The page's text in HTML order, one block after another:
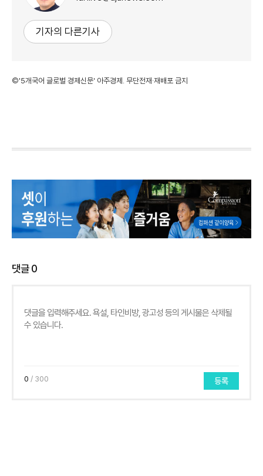
기자의 다른기사
©'5개국어 글로벌 경제신문' 아주경제. 무단전재·재배포 금지
댓글0
0 / 300 등록